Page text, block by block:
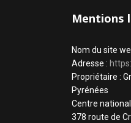
Mentions
Nom du site
Adresse :
Propriétaire :
Pyrénées
Centre
378 route de